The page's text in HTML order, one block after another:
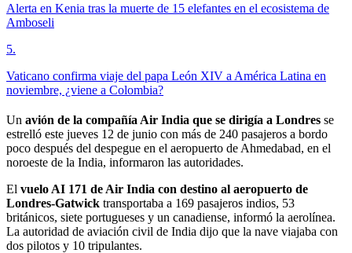
Alerta en Kenia tras la muerte de 15 elefantes en el ecosistema de
Amboseli
5.
Vaticano confirma viaje del papa León XIV a América Latina en
noviembre, ¿viene a Colombia?
Un avión de la compañía Air India que se dirigía a Londres se
estrelló este jueves 12 de junio con más de 240 pasajeros a bordo
poco después del despegue en el aeropuerto de Ahmedabad, en el
noroeste de la India, informaron las autoridades.
El vuelo AI 171 de Air India con destino al aeropuerto de
Londres-Gatwick transportaba a 169 pasajeros indios, 53
británicos, siete portugueses y un canadiense, informó la aerolínea.
La autoridad de aviación civil de India dijo que la nave viajaba con
dos pilotos y 10 tripulantes.